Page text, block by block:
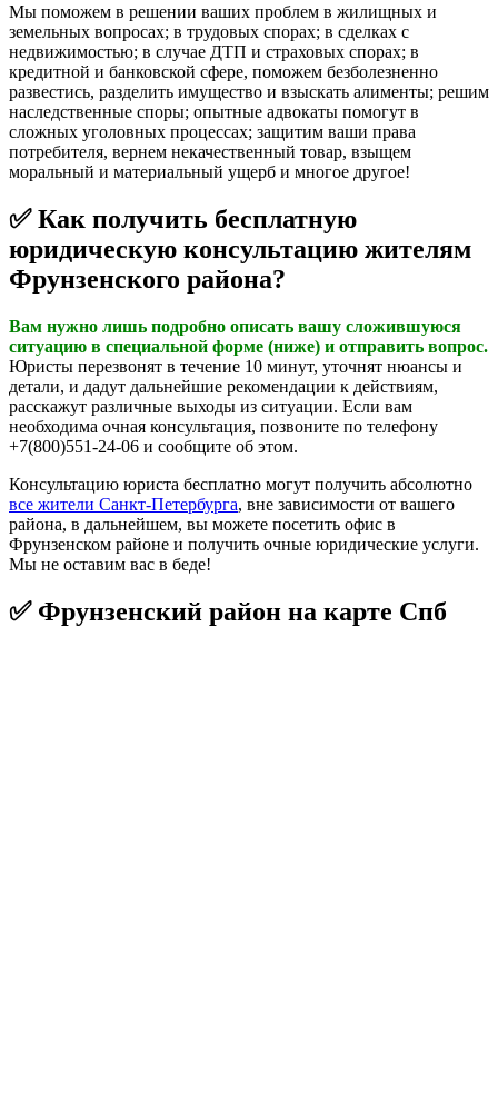
Мы поможем в решении ваших проблем в жилищных и
земельных вопросах; в трудовых спорах; в сделках с
недвижимостью; в случае ДТП и страховых спорах; в
кредитной и банковской сфере, поможем безболезненно
развестись, разделить имущество и взыскать алименты; решим
наследственные споры; опытные адвокаты помогут в
сложных уголовных процессах; защитим ваши права
потребителя, вернем некачественный товар, взыщем
моральный и материальный ущерб и многое другое!
✅ Как получить бесплатную
юридическую консультацию жителям
Фрунзенского района?
Вам нужно лишь подробно описать вашу сложившуюся
ситуацию в специальной форме (ниже) и отправить вопрос.
Юристы перезвонят в течение 10 минут, уточнят нюансы и
детали, и дадут дальнейшие рекомендации к действиям,
расскажут различные выходы из ситуации. Если вам
необходима очная консультация, позвоните по телефону
+7(800)551-24-06 и сообщите об этом.
Консультацию юриста бесплатно могут получить абсолютно
все жители Санкт-Петербурга, вне зависимости от вашего
района, в дальнейшем, вы можете посетить офис в
Фрунзенском районе и получить очные юридические услуги.
Мы не оставим вас в беде!
✅ Фрунзенский район на карте Спб